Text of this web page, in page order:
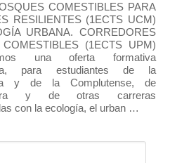
COMESTIBLES PARA
RESILIENTES (1ECTS UCM)
URBANA. CORREDORES
(1ECTS UPM)
una oferta formativa
para estudiantes de la
y de la Complutense, de
y de otras carreras
con la ecología, el urban …